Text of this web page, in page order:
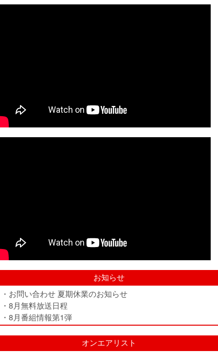
お知らせ
・お問い合わせ 夏期休業のお知らせ
・8月無料放送日程
・8月番組情報第1弾
オンエアリスト